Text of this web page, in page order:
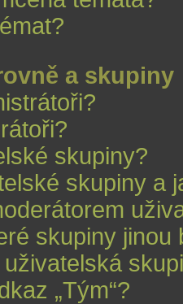
a skupiny
skupiny?
skupiny a
skupiny jinou
„Tým“?